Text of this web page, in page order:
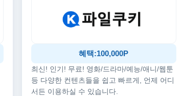
혜택:100,000P
최신! 인기! 무료! 영화/드라마/예능/애니/웹툰
등 다양한 컨텐츠들을 쉽고 빠르게, 언제 어디
서든 이용하실 수 있습니다.